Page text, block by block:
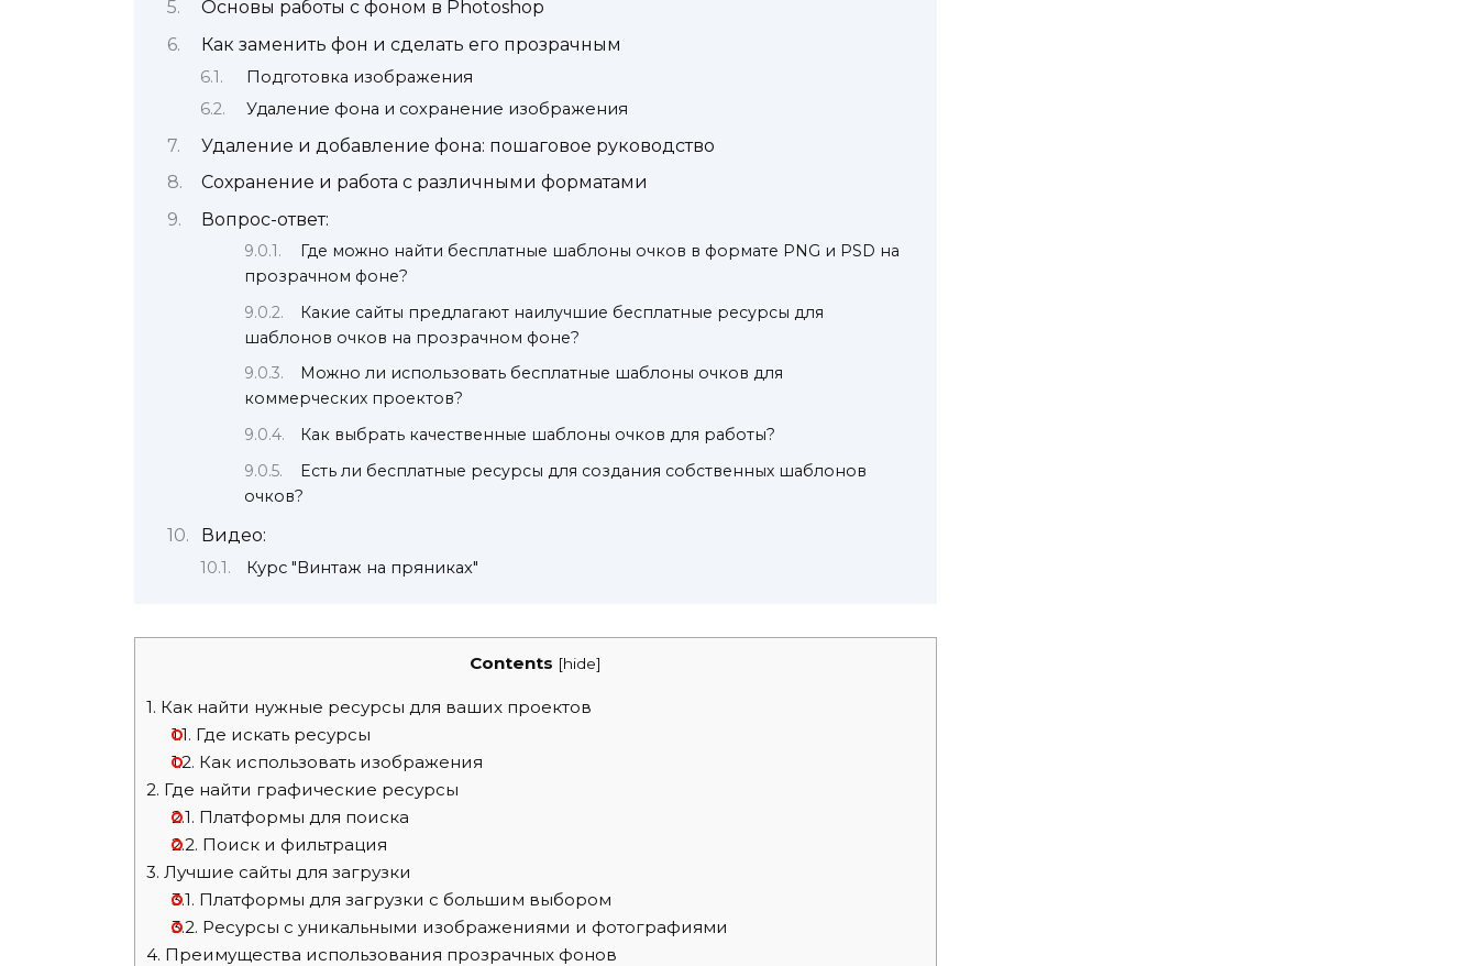
Основы работы с фоном в Photoshop
Как заменить фон и сделать его прозрачным
Подготовка изображения
Удаление фона и сохранение изображения
Удаление и добавление фона: пошаговое руководство
Сохранение и работа с различными форматами
Вопрос-ответ:
Где можно найти бесплатные шаблоны очков в формате PNG и PSD на
прозрачном фоне?
Какие сайты предлагают наилучшие бесплатные ресурсы для
шаблонов очков на прозрачном фоне?
Можно ли использовать бесплатные шаблоны очков для
коммерческих проектов?
Как выбрать качественные шаблоны очков для работы?
Есть ли бесплатные ресурсы для создания собственных шаблонов
очков?
Видео:
Курс "Винтаж на пряниках"
Contents [hide]
1. Как найти нужные ресурсы для ваших проектов
1.1. Где искать ресурсы
1.2. Как использовать изображения
2. Где найти графические ресурсы
2.1. Платформы для поиска
2.2. Поиск и фильтрация
3. Лучшие сайты для загрузки
3.1. Платформы для загрузки с большим выбором
3.2. Ресурсы с уникальными изображениями и фотографиями
4. Преимущества использования прозрачных фонов